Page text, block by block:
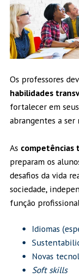
Os professores
habilidades
fortalecer em
abrangentes a ser
As competências
preparam os
desafios da vida
sociedade,
função
Idiomas
Novas
Soft skills